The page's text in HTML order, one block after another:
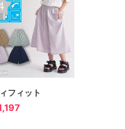
フィット